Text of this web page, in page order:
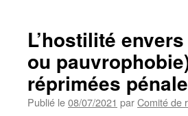
L’hostilité
ou
réprimées
Publié le08/07/2021 parComité de